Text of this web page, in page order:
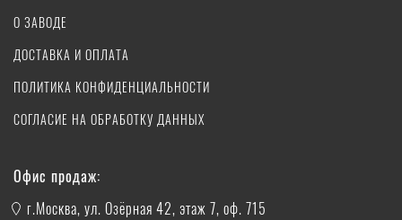
О ЗАВОДЕ
ДОСТАВКА И ОПЛАТА
ПОЛИТИКА КОНФИДЕНЦИАЛЬНОСТИ
СОГЛАСИЕ НА ОБРАБОТКУ ДАННЫХ
Офис продаж:
г.Москва, ул. Озёрная 42, этаж 7, оф. 715